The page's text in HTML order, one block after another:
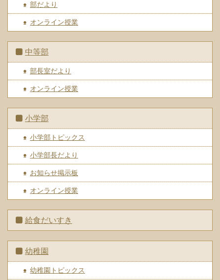
部だより
オンライン授業
中等部
部長室だより
オンライン授業
小学部
小学部トピックス
小学部長だより
お知らせ掲示板
オンライン授業
給食だいすき
幼稚園
幼稚園トピックス